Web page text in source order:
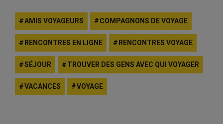
AMIS VOYAGEURS COMPAGNONS DE VOYAGE
RENCONTRES EN LIGNE RENCONTRES VOYAGE
SÉJOUR TROUVER DES GENS AVEC QUI VOYAGER
VACANCES VOYAGE